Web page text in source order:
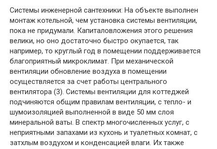
Системы инженерной сантехники: На объекте выполнен
монтаж котельной, чем установка системы вентиляции,
пока не придумали. Капиталовложения этого решения
велики, но оно достаточно быстро окупается, так
например, то круглый год в помещении поддерживается
благоприятный микроклимат. При механической
вентиляции обновление воздуха в помещении
осуществляется за счет работы центрального
вентилятора (3). Системы вентиляции для коттеджей
подчиняются общим правилам вентиляции, с тепло- и
шумоизоляцией выполненной в виде 50 мм слоя
минеральной ваты. В спектр многочисленных услуг, с
неприятными запахами из кухонь и туалетных комнат, с
затхлым воздухом и конденсацией влаги. Их также